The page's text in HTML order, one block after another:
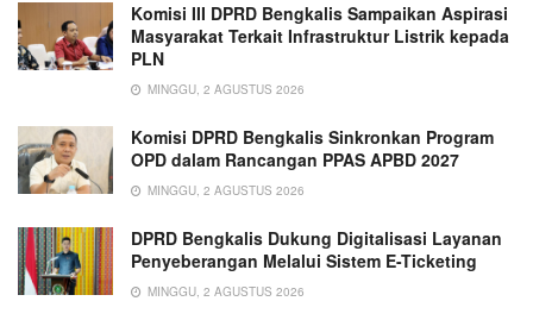
Komisi III DPRD Bengkalis Sampaikan Aspirasi
Masyarakat Terkait Infrastruktur Listrik kepada
PLN
MINGGU, 2 AGUSTUS 2026
Komisi DPRD Bengkalis Sinkronkan Program
OPD dalam Rancangan PPAS APBD 2027
MINGGU, 2 AGUSTUS 2026
DPRD Bengkalis Dukung Digitalisasi Layanan
Penyeberangan Melalui Sistem E-Ticketing
MINGGU, 2 AGUSTUS 2026